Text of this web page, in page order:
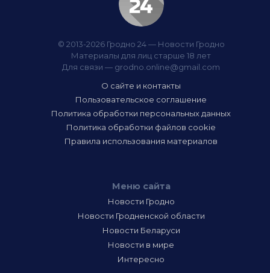
© 2013-2026 Гродно 24 — Новости Гродно
Материалы для лиц старше 18 лет
Для связи — grodno.online@gmail.com
О сайте и контакты
Пользовательское соглашение
Политика обработки персональных данных
Политика обработки файлов cookie
Правила использования материалов
Меню сайта
Новости Гродно
Новости Гродненской области
Новости Беларуси
Новости в мире
Интересно